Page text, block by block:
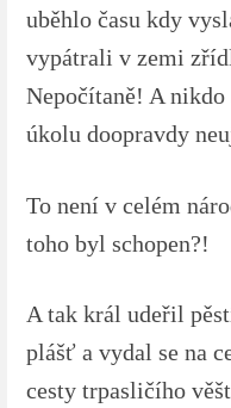
uběhlo času kdy
vypátrali v zemi
Nepočítaně! A
úkolu doopravdy
To není v celém
toho byl schopen?!
A tak král udeřil
plášť a vydal se na
cesty trpasličího